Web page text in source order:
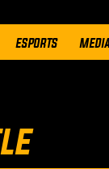
ESPORTS MEDIA